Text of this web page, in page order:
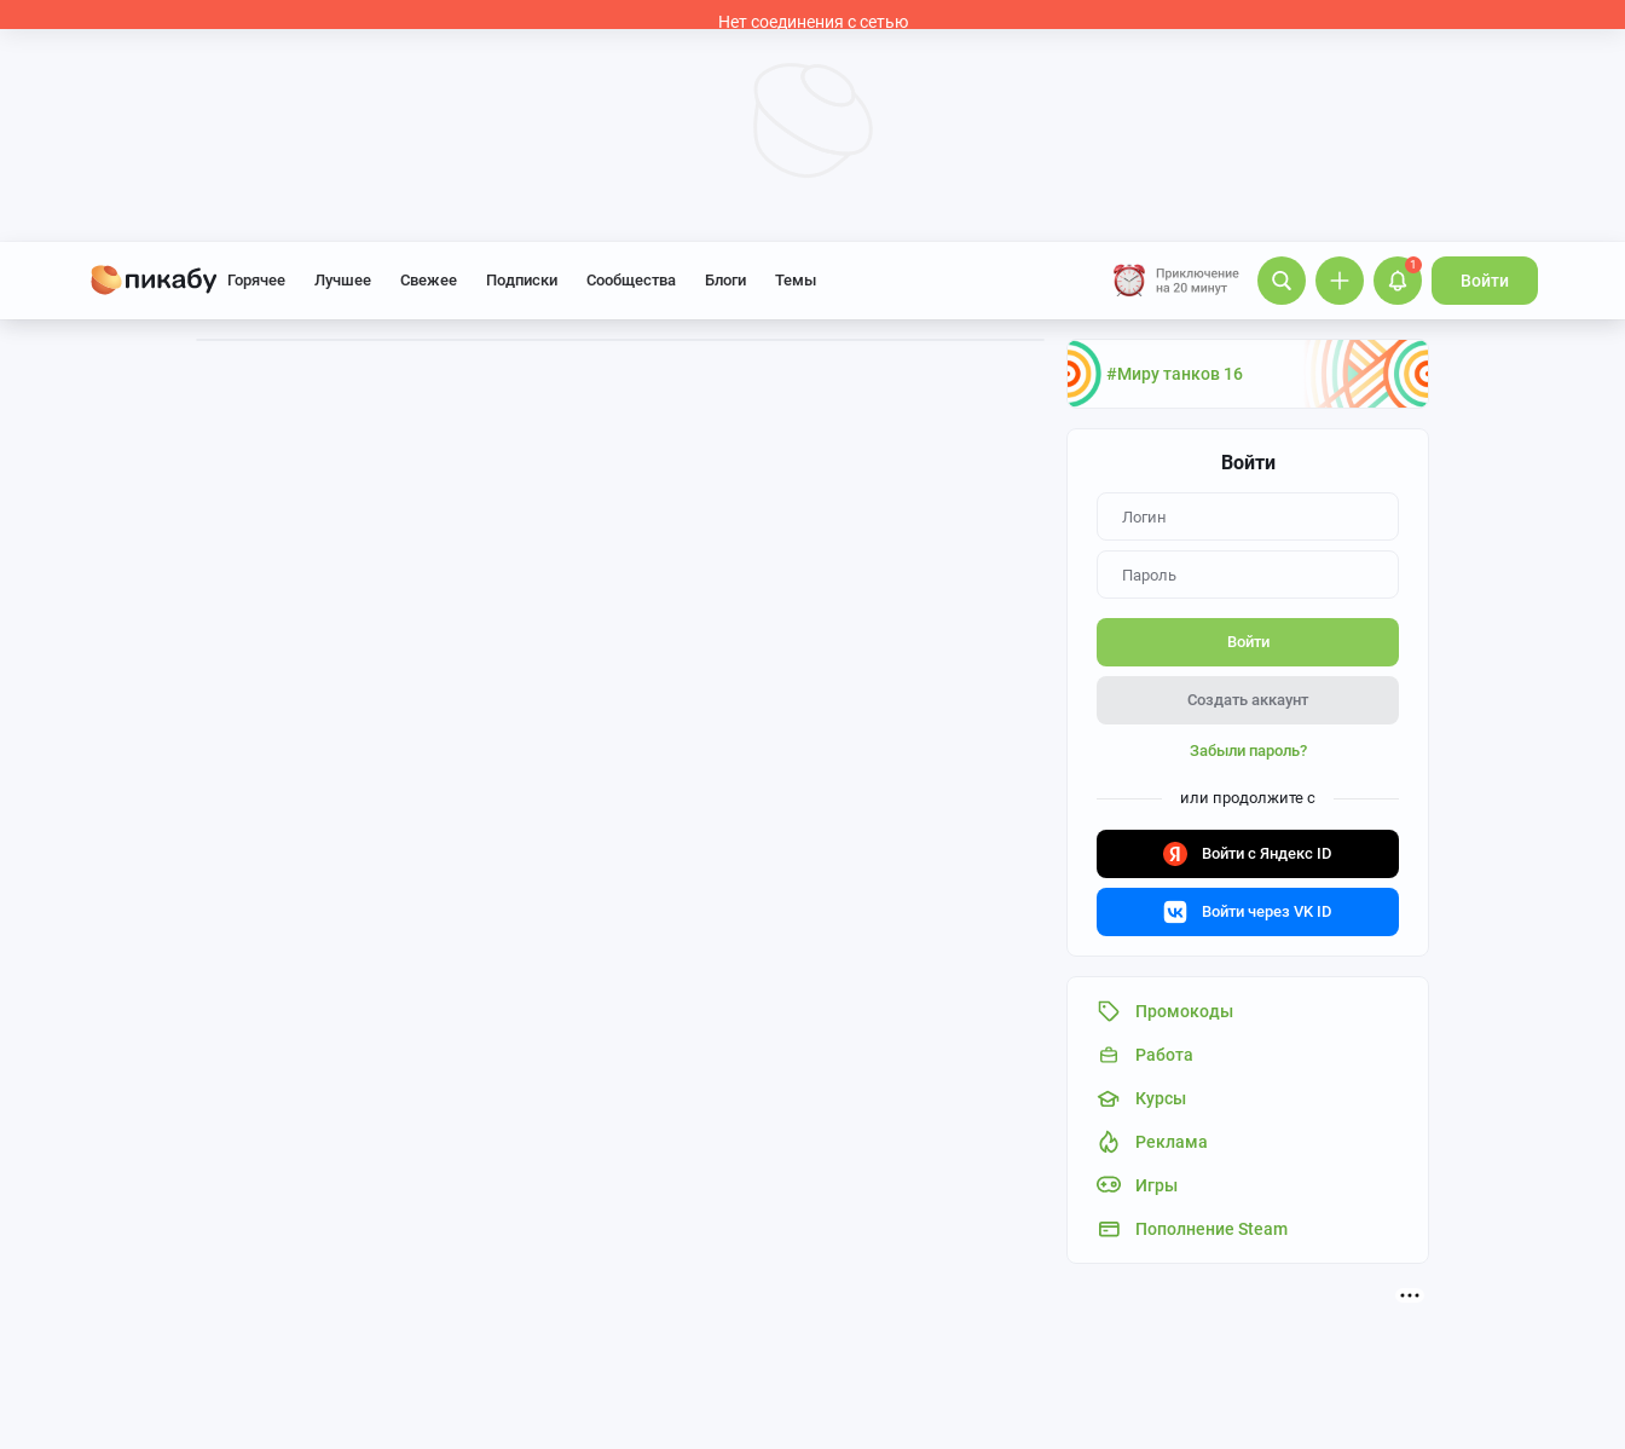
Горячее Лучшее Свежее Подписки Сообщества Блоги Темы
1
Войти
#Миру танков 16
Войти
Войти
Создать аккаунт
Забыли пароль?
или продолжите с
Войти с Яндекс ID
Войти через VK ID
Промокоды
Работа
Курсы
Реклама
Игры
Пополнение Steam
Нет соединения с сетью